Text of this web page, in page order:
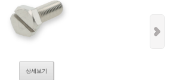
상세보기